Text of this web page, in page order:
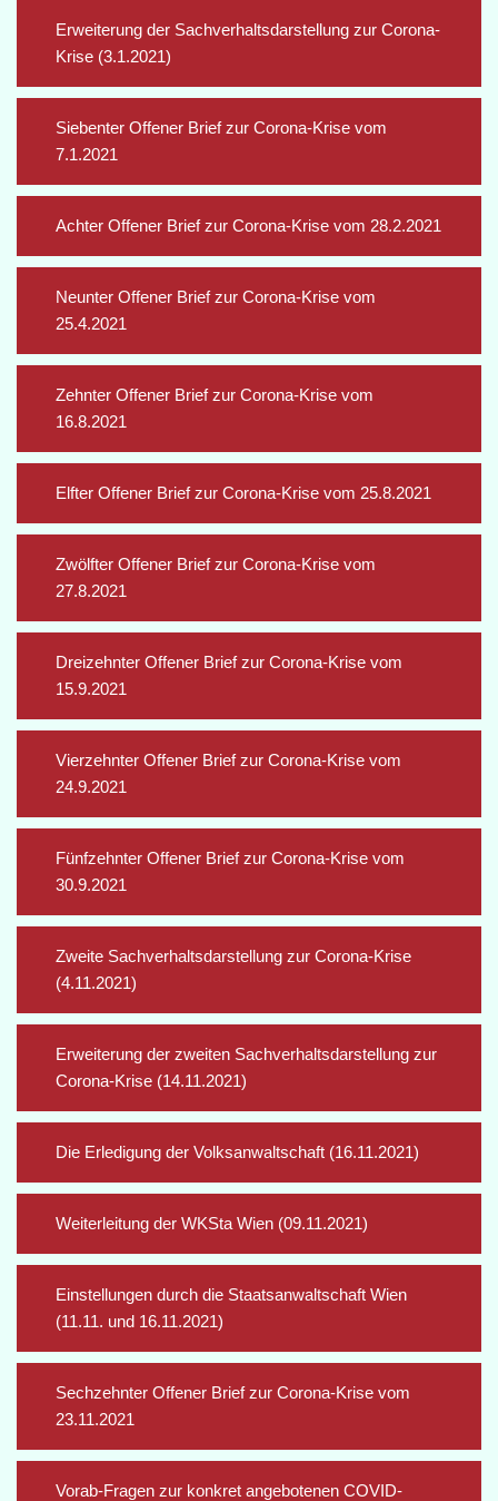
Erweiterung der Sachverhaltsdarstellung zur Corona-
Krise (3.1.2021)
Siebenter Offener Brief zur Corona-Krise vom
7.1.2021
Achter Offener Brief zur Corona-Krise vom 28.2.2021
Neunter Offener Brief zur Corona-Krise vom
25.4.2021
Zehnter Offener Brief zur Corona-Krise vom
16.8.2021
Elfter Offener Brief zur Corona-Krise vom 25.8.2021
Zwölfter Offener Brief zur Corona-Krise vom
27.8.2021
Dreizehnter Offener Brief zur Corona-Krise vom
15.9.2021
Vierzehnter Offener Brief zur Corona-Krise vom
24.9.2021
Fünfzehnter Offener Brief zur Corona-Krise vom
30.9.2021
Zweite Sachverhaltsdarstellung zur Corona-Krise
(4.11.2021)
Erweiterung der zweiten Sachverhaltsdarstellung zur
Corona-Krise (14.11.2021)
Die Erledigung der Volksanwaltschaft (16.11.2021)
Weiterleitung der WKSta Wien (09.11.2021)
Einstellungen durch die Staatsanwaltschaft Wien
(11.11. und 16.11.2021)
Sechzehnter Offener Brief zur Corona-Krise vom
23.11.2021
Vorab-Fragen zur konkret angebotenen COVID-